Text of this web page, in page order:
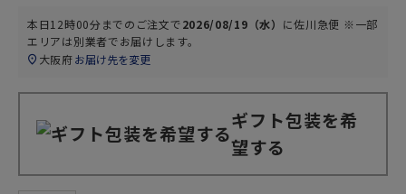
本日12時00分までのご注文で2026/08/19（水） に佐川急便 ※一部
エリアは別業者でお届けします。
大阪府お届け先を変更
ギフト包装を希
望する